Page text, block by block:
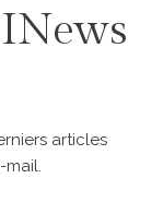
articles
mail.